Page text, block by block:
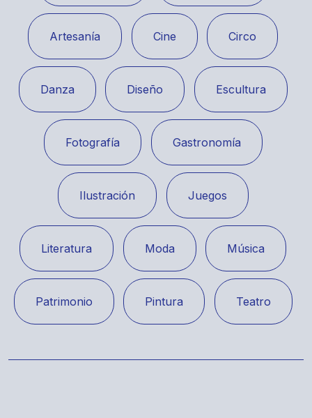
Artesanía Cine Circo
Danza Diseño Escultura
Fotografía Gastronomía
Ilustración Juegos
Literatura Moda Música
Patrimonio Pintura Teatro